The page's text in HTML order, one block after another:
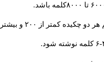
و بیشتر از ۲۵۰ کلمه نباشد.